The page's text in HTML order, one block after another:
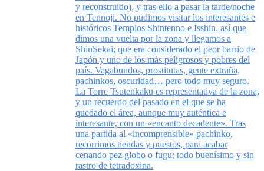
y reconstruido), y tras ello a pasar la tarde/noche
en Tennoji. No pudimos visitar los interesantes e
históricos Templos Shintenno e Isshin, así que
dimos una vuelta por la zona y llegamos a
ShinSekai; que era considerado el peor barrio de
Japón y uno de los más peligrosos y pobres del
país. Vagabundos, prostitutas, gente extraña,
pachinkos, oscuridad… pero todo muy seguro.
La Torre Tsutenkaku es representativa de la zona,
y un recuerdo del pasado en el que se ha
quedado el área, aunque muy auténtica e
interesante, con un «encanto decadente». Tras
una partida al «incomprensible» pachinko,
recorrimos tiendas y puestos, para acabar
cenando pez globo o fugu: todo buenísimo y sin
rastro de tetradoxina.